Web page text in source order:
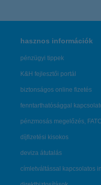
hasznos információk
pénzügyi tippek
K&H fejlesztői portál
biztonságos online fizetés
fenntarthatósággal
pénzmosás megelőzés,
díjfizetési kisokos
deviza átutalás
címletváltással kapcsolatos